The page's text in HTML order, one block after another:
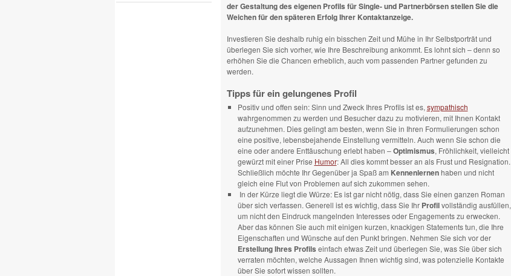
der Gestaltung des eigenen Profils für Single- und Partnerbörsen stellen Sie die
Weichen für den späteren Erfolg Ihrer Kontaktanzeige.
Investieren Sie deshalb ruhig ein bisschen Zeit und Mühe in Ihr Selbstporträt und
überlegen Sie sich vorher, wie Ihre Beschreibung ankommt. Es lohnt sich – denn so
erhöhen Sie die Chancen erheblich, auch vom passenden Partner gefunden zu
werden.
Tipps für ein gelungenes Profil
Positiv und offen sein: Sinn und Zweck Ihres Profils ist es, sympathisch
wahrgenommen zu werden und Besucher dazu zu motivieren, mit Ihnen Kontakt
aufzunehmen. Dies gelingt am besten, wenn Sie in Ihren Formulierungen schon
eine positive, lebensbejahende Einstellung vermitteln. Auch wenn Sie schon die
eine oder andere Enttäuschung erlebt haben –Optimismus, Fröhlichkeit, vielleicht
gewürzt mit einer Prise Humor: All dies kommt besser an als Frust und Resignation.
Schließlich möchte Ihr Gegenüber ja Spaß am Kennenlernenhaben und nicht
gleich eine Flut von Problemen auf sich zukommen sehen.
In der Kürze liegt die Würze: Es ist gar nicht nötig, dass Sie einen ganzen Roman
über sich verfassen. Generell ist es wichtig, dass Sie Ihr Profilvollständig ausfüllen,
um nicht den Eindruck mangelnden Interesses oder Engagements zu erwecken.
Aber das können Sie auch mit einigen kurzen, knackigen Statements tun, die Ihre
Eigenschaften und Wünsche auf den Punkt bringen. Nehmen Sie sich vor der
Erstellung Ihres Profils einfach etwas Zeit und überlegen Sie, was Sie über sich
verraten möchten, welche Aussagen Ihnen wichtig sind, was potenzielle Kontakte
über Sie sofort wissen sollten.